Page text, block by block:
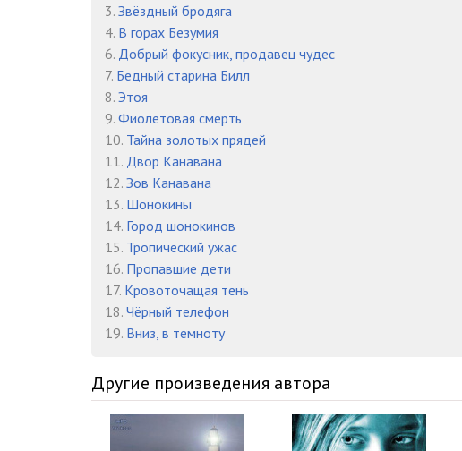
3. Звёздный бродяга
4. В горах Безумия
6. Добрый фокусник, продавец чудес
7. Бедный старина Билл
8. Этоя
9. Фиолетовая смерть
10. Тайна золотых прядей
11. Двор Канавана
12. Зов Канавана
13. Шонокины
14. Город шонокинов
15. Тропический ужас
16. Пропавшие дети
17. Кровоточащая тень
18. Чёрный телефон
19. Вниз, в темноту
Другие произведения автора